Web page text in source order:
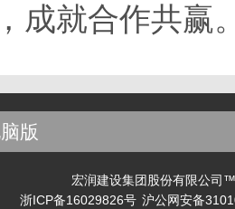
成就合作共赢
版
宏润建设集团股份有限公司
浙ICP备16029826号 沪公网安备